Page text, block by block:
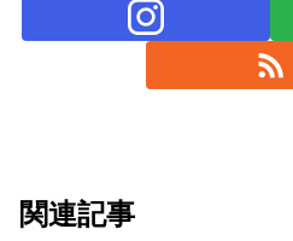
関連記事